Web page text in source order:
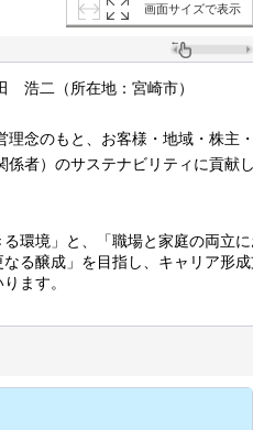
画面サイズで表示
浩二
（所在地：宮崎市）
理念のもと、お客様・地域・株主・
係者）のサステナビリティに貢献し
る環境」と、「職場と家庭の両立に
る醸成」を目指し、キャリア形成
ます。